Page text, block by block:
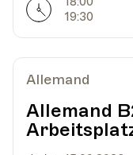
Date29.10.2026
HEP -
Av. de
Horarires
19:30
Allemand
Allemand